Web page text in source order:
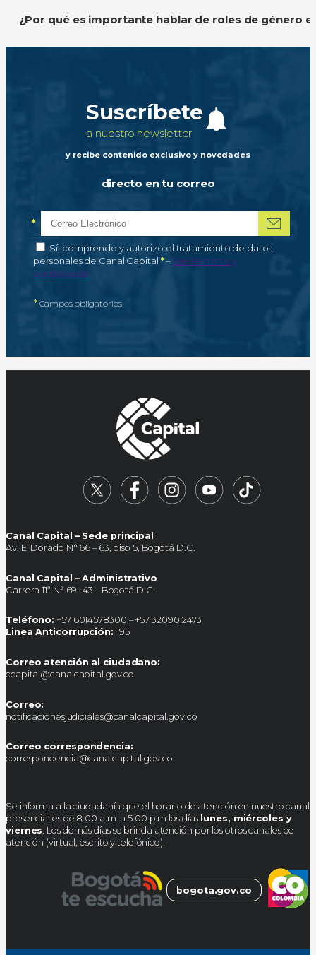
¿Por qué es importante hablar de roles de género
Suscríbete
a nuestro newsletter
y recibe contenido exclusivo y novedades
directo en tu correo
Correo electrónico
*Campo obligatorio
Autorización de tratamiento de datos personales
Sí, comprendo y autorizo el tratamiento de datos
personales de Canal Capital *–Campo obligatorio
Ver Términos y
condiciones
*Campos obligatorios
Canal Capital – Sede principal
Av. El Dorado N° 66 – 63, piso 5, Bogotá D.C.
Canal Capital – Administrativo
Carrera 11ª N° 69 -43 – Bogotá D.C.
Teléfono: +57 6014578300 – +57 3209012473
Linea Anticorrupción: 195
Correo atención al ciudadano:
ccapital@canalcapital.gov.co
Correo:
notificacionesjudiciales@canalcapital.gov.co
Correo correspondencia:
correspondencia@canalcapital.gov.co
Se informa a la ciudadanía que el horario de atención en nuestro canal
presencial es de 8:00 a.m. a 5:00 p.m los días lunes, miércoles y
viernes. Los demás días se brinda atención por los otros canales de
atención (virtual, escrito y telefónico).
bogota.gov.co